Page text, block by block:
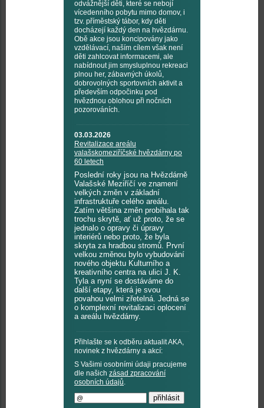
odvážnější děti, které se nebojí
vícedenního pobytu mimo domov, i
tzv. příměstský tábor, kdy děti
docházejí každý den na hvězdárnu.
Obě akce jsou koncipovány jako
vzdělávací, naším cílem však není
děti zahlcovat informacemi, ale
nabídnout jim smysluplnou rekreaci
plnou her, zábavných úkolů,
dobrovolných sportovních aktivit a
především odpočinku pod
hvězdnou oblohou při nočních
pozorováních.
03.03.2026
Revitalizace areálu
valašskomeziříčské hvězdárny po
60 letech
Poslední roky jsou na Hvězdárně
Valašské Meziříčí ve znamení
velkých změn v základní
infrastruktuře celého areálu.
Zatím většina změn probíhala tak
trochu skrytě, ať už proto, že se
jednalo o opravy či úpravy
interiérů nebo proto, že byla
skryta za hradbou stromů. První
velkou změnou bylo vybudování
nového objektu Kulturního a
kreativního centra na ulici J. K.
Tyla a nyní se dostáváme do
další etapy, která je svou
povahou velmi zřetelná. Jedná se
o komplexní revitalizaci oplocení
a areálu hvězdárny.
Přihlašte se k odběru aktualit AKA,
novinek z hvězdárny a akcí:
S Vašimi osobními údaji pracujeme
dle našich zásad zpracování
osobních údajů.